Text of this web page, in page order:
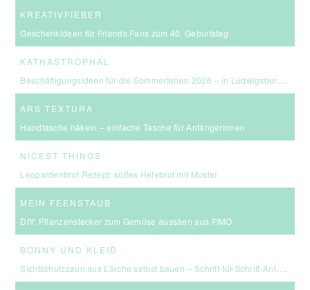
KREATIVFIEBER
Geschenkideen für Friends Fans zum 40. Geburtstag
KATHASTROPHAL
Beschäftigungsideen für die Sommerferien 2026 – in Ludwigsburg, Stuttgart & Umgebung
ARS TEXTURA
Handtasche häkeln – einfache Tasche für Anfängerinnen
NICEST THINGS
Leopardenbrot Rezept: süßes Hefebrot mit Muster
MEIN FEENSTAUB
DIY: Pflanzenstecker zum Gemüse aussäen aus FIMO
BONNY UND KLEID
Sichtschutzzaun aus Lärche selbst bauen – Schritt-für-Schritt-Anleitung & Kosten